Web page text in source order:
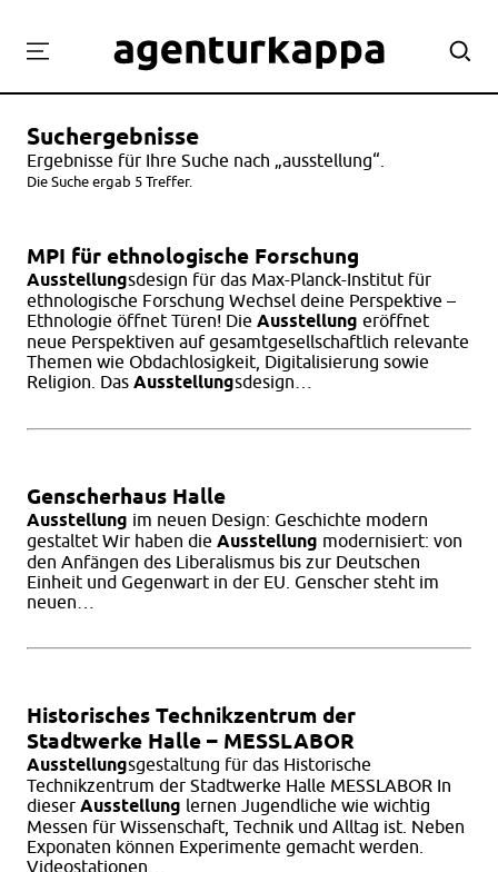
Kontakt
Suchergebnisse
Ergebnisse für Ihre Suche nach „ausstellung“.
Die Suche ergab 5 Treffer.
MPI für ethnologische Forschung
Ausstellungsdesign für das Max-Planck-Institut für
ethnologische Forschung Wechsel deine Perspektive –
Ethnologie öffnet Türen! Die Ausstellung eröffnet
neue Perspektiven auf gesamtgesellschaftlich relevante
Themen wie Obdachlosigkeit, Digitalisierung sowie
Religion. Das Ausstellungsdesign…
Genscherhaus Halle
Ausstellung im neuen Design: Geschichte modern
gestaltet Wir haben die Ausstellung modernisiert: von
den Anfängen des Liberalismus bis zur Deutschen
Einheit und Gegenwart in der EU. Genscher steht im
neuen…
Historisches Technikzentrum der
Stadtwerke Halle – MESSLABOR
Ausstellungsgestaltung für das Historische
Technikzentrum der Stadtwerke Halle MESSLABOR In
dieser Ausstellung lernen Jugendliche wie wichtig
Messen für Wissenschaft, Technik und Alltag ist. Neben
Exponaten können Experimente gemacht werden.
Videostationen…